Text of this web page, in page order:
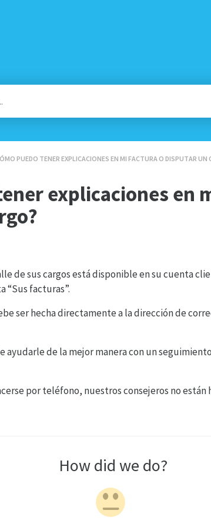
PUEDO TENER EXPLICACIONES EN MI FACTURA O DISPUTAR UN
explicaciones en
de sus cargos está disponible en su cuenta
“Sus facturas”.
ser hecha directamente a la dirección de
ayudarle de la mejor manera con un
por teléfono, nuestros consejeros no están
How did we do?